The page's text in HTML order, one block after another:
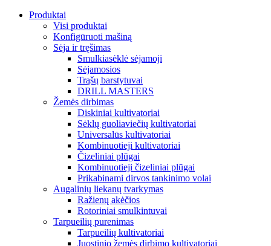
Produktai
Visi produktai
Konfigūruoti mašiną
Sėja ir tręšimas
Smulkiasėklė sėjamoji
Sėjamosios
Trąšų barstytuvai
DRILL MASTERS
Žemės dirbimas
Diskiniai kultivatoriai
Sėklų guoliaviečių kultivatoriai
Universalūs kultivatoriai
Kombinuotieji kultivatoriai
Čizeliniai plūgai
Kombinuotieji čizeliniai plūgai
Prikabinami dirvos tankinimo volai
Augalinių liekanų tvarkymas
Ražienų akėčios
Rotoriniai smulkintuvai
Tarpueilių purenimas
Tarpueilių kultivatoriai
Juostinio žemės dirbimo kultivatoriai